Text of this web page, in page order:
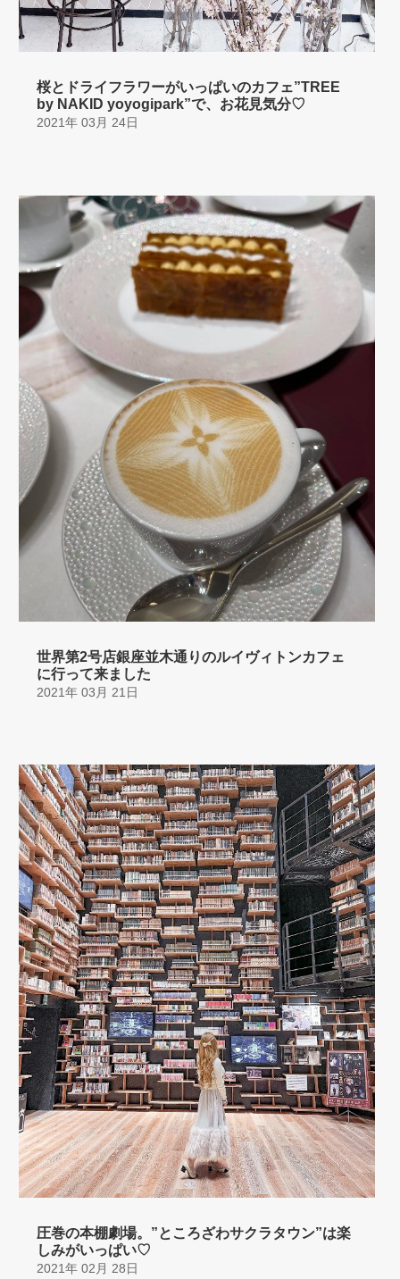
桜とドライフラワーがいっぱいのカフェ”TREE
by NAKID yoyogipark”で、お花見気分♡
2021年 03月 24日
世界第2号店銀座並木通りのルイヴィトンカフェ
に行って来ました
2021年 03月 21日
圧巻の本棚劇場。”ところざわサクラタウン”は楽
しみがいっぱい♡
2021年 02月 28日